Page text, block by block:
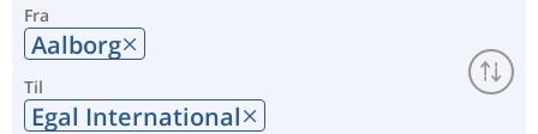
Fra
Aalborg
Til
Egal International